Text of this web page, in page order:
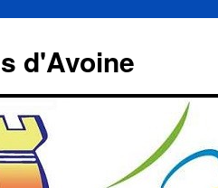
d'Avoine